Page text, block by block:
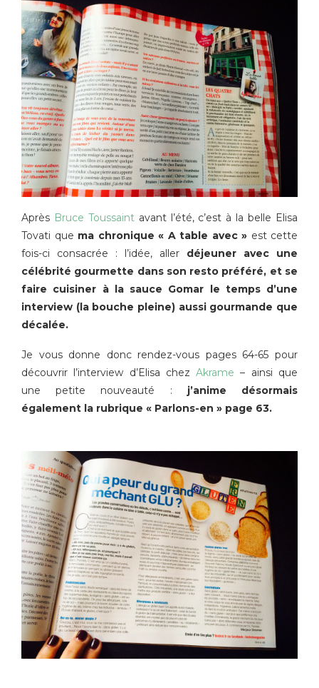
Après Bruce Toussaintavant l’été, c’est à la belle Elisa
Tovati que ma chronique « A table avec » est cette
fois-ci consacrée : l’idée, aller déjeuner avec une
célébrité gourmette dans son resto préféré, et se
faire cuisiner à la sauce Gomar le temps d’une
interview (la bouche pleine) aussi gourmande que
décalée.
Je vous donne donc rendez-vous pages 64-65 pour
découvrir l’interview d’Elisa chezAkrame – ainsi que
une petite nouveauté : j’anime désormais
également la rubrique « Parlons-en » page 63.